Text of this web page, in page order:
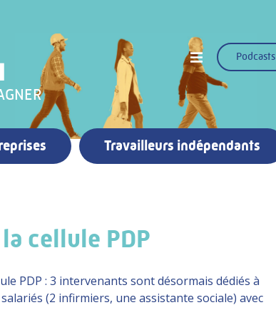
Podcasts
Travailleurs indépendants
cellule PDP
PDP : 3 intervenants sont désormais dédiés à
(2 infirmiers, une assistante sociale) avec